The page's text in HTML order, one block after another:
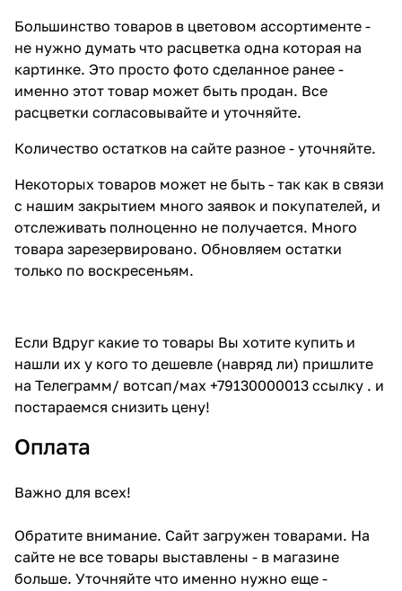
Большинство товаров в цветовом ассортименте -
не нужно думать что расцветка одна которая на
картинке. Это просто фото сделанное ранее -
именно этот товар может быть продан. Все
расцветки согласовывайте и уточняйте.
Количество остатков на сайте разное - уточняйте.
Некоторых товаров может не быть - так как в связи
с нашим закрытием много заявок и покупателей, и
отслеживать полноценно не получается. Много
товара зарезервировано. Обновляем остатки
только по воскресеньям.
Если Вдруг какие то товары Вы хотите купить и
нашли их у кого то дешевле (навряд ли) пришлите
на Телеграмм/ вотсап/мах +79130000013 ссылку . и
постараемся снизить цену!
Оплата
Важно для всех!
Обратите внимание. Сайт загружен товарами. На
сайте не все товары выставлены - в магазине
больше. Уточняйте что именно нужно еще -